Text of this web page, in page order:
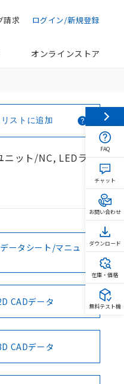
ログイン/新規登録
請求
オンラインストア
ット/NC, LEDラン
ストに追加
ータシート/マニュ
CADデータ
CADデータ
FAQ
チャット
お問い合わせ
ダウンロード
在庫・価格
無料テスト機